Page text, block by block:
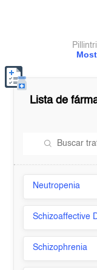
Lista de
Neutropenia
Schizoaffective
Schizophrenia